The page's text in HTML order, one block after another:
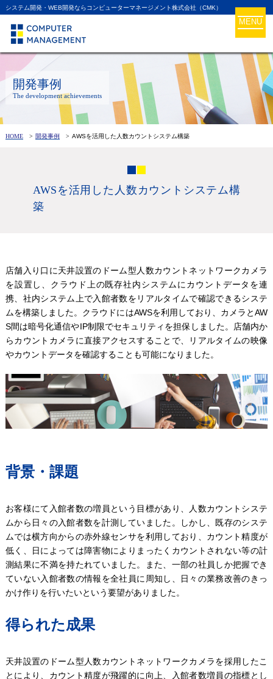
システム開発・WEB開発ならコンピューターマネージメント株式会社（CMK）
MENU
開発事例
The development achievements
HOME 開発事例 AWSを活用した人数カウントシステム構築
AWSを活用した人数カウントシステム構
築
店舗入り口に天井設置のドーム型人数カウントネットワークカメラ
を設置し、クラウド上の既存社内システムにカウントデータを連
携、社内システム上で入館者数をリアルタイムで確認できるシステ
ムを構築しました。クラウドにはAWSを利用しており、カメラとAW
S間は暗号化通信やIP制限でセキュリティを担保しました。店舗内か
らカウントカメラに直接アクセスすることで、リアルタイムの映像
やカウントデータを確認することも可能になりました。
背景・課題
お客様にて入館者数の増員という目標があり、人数カウントシステ
ムから日々の入館者数を計測していました。しかし、既存のシステ
ムでは横方向からの赤外線センサを利用しており、カウント精度が
低く、日によっては障害物によりまったくカウントされない等の計
測結果に不満を持たれていました。また、一部の社員しか把握でき
ていない入館者数の情報を全社員に周知し、日々の業務改善のきっ
かけ作りを行いたいという要望がありました。
得られた成果
天井設置のドーム型人数カウントネットワークカメラを採用したこ
とにより、カウント精度が飛躍的に向上、入館者数増員の指標とし